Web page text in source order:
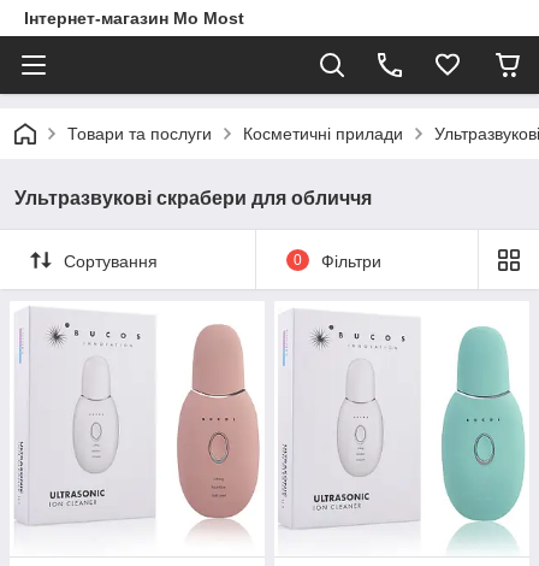
Інтернет-магазин Mo Most
Товари та послуги Косметичні прилади
Ультразвукові скрабери для обличчя
Сортування 0 Фільтри